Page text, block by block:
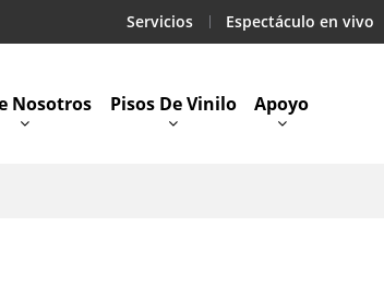
Servicios Espectáculo en vivo
Nosotros Pisos De Vinilo Apoyo